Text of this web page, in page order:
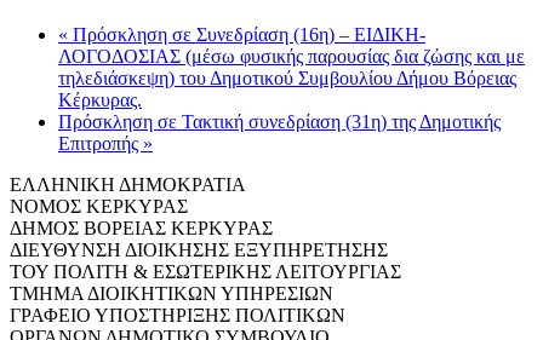
« Πρόσκληση σε Συνεδρίαση (16η) – ΕΙΔΙΚΗ-
ΛΟΓΟΔΟΣΙΑΣ (μέσω φυσικής παρουσίας δια ζώσης και με
τηλεδιάσκεψη) του Δημοτικού Συμβουλίου Δήμου Βόρειας
Κέρκυρας.
Πρόσκληση σε Τακτική συνεδρίαση (31η) της Δημοτικής
Επιτροπής »
ΕΛΛΗΝΙΚΗ ΔΗΜΟΚΡΑΤΙΑ
ΝΟΜΟΣ ΚΕΡΚΥΡΑΣ
ΔΗΜΟΣ ΒΟΡΕΙΑΣ ΚΕΡΚΥΡΑΣ
ΔΙΕΥΘΥΝΣΗ ΔΙΟΙΚΗΣΗΣ ΕΞΥΠΗΡΕΤΗΣΗΣ
ΤΟΥ ΠΟΛΙΤΗ & ΕΣΩΤΕΡΙΚΗΣ ΛΕΙΤΟΥΡΓΙΑΣ
ΤΜΗΜΑ ΔΙΟΙΚΗΤΙΚΩΝ ΥΠΗΡΕΣΙΩΝ
ΓΡΑΦΕΙΟ ΥΠΟΣΤΗΡΙΞΗΣ ΠΟΛΙΤΙΚΩΝ